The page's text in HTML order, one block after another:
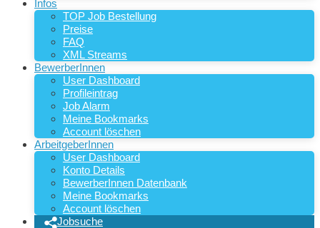
Infos
TOP Job Bestellung
Preise
FAQ
XML Streams
BewerberInnen
User Dashboard
Profileintrag
Job Alarm
Meine Bookmarks
Account löschen
ArbeitgeberInnen
User Dashboard
Konto Details
BewerberInnen Datenbank
Meine Bookmarks
Account löschen
Jobsuche